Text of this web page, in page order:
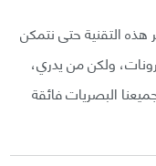
هذه التقنية حتى نتمكن
ولكن من يدري،
البصريات فائقة